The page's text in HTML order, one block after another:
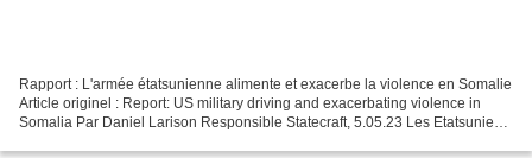
Rapport : L'armée étatsunienne alimente et exacerbe la violence en Somalie
Article originel : Report: US military driving and exacerbating violence in
Somalia Par Daniel Larison Responsible Statecraft, 5.05.23 Les Etatsuniens